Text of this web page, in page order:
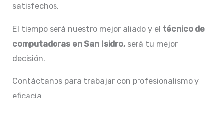
satisfechos.
El tiempo será nuestro mejor aliado y el técnico de
computadoras en San Isidro, será tu mejor
decisión.
Contáctanos para trabajar con profesionalismo y
eficacia.